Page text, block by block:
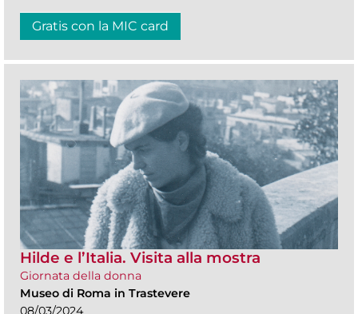
Gratis con la MIC card
Hilde e l’Italia. Visita alla mostra
Giornata della donna
Museo di Roma in Trastevere
08/03/2024